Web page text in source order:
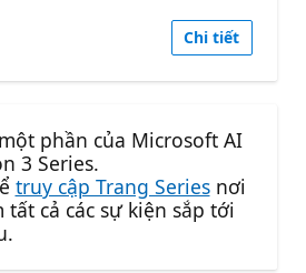
Chi tiết
phần của Microsoft AI
3 Series.
truy cập Trang Seriesnơi
tất cả các sự kiện sắp tới